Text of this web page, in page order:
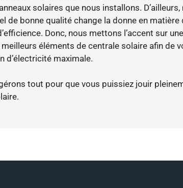
solaires que nous installons.
de bonne qualité change la donne en matière
Donc, nous mettons l’accent sur
éléments de centrale solaire afin de
d’électricité maximale.
tout pour que vous puissiez jouir